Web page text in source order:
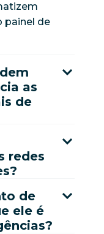
painel de
as
de
redes
de
ele é